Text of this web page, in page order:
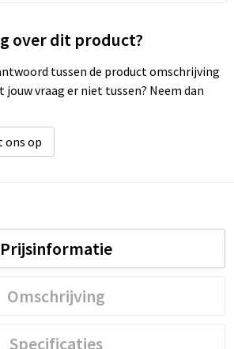
over dit product?
tussen de product omschrijving
vraag er niet tussen? Neem dan
ons op
Prijsinformatie
Omschrijving
Specificaties